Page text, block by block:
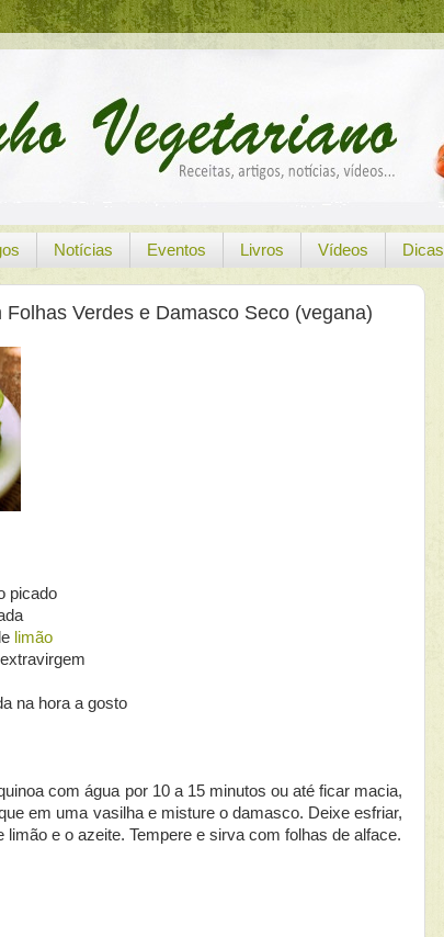
Notícias Eventos Livros Vídeos Dicas
Verdes e Damasco Seco (vegana)
picado
limão
extravirgem
na hora a gosto
com água por 10 a 15 minutos ou até ficar macia,
em uma vasilha e misture o damasco. Deixe esfriar,
limão e o azeite. Tempere e sirva com folhas de alface.